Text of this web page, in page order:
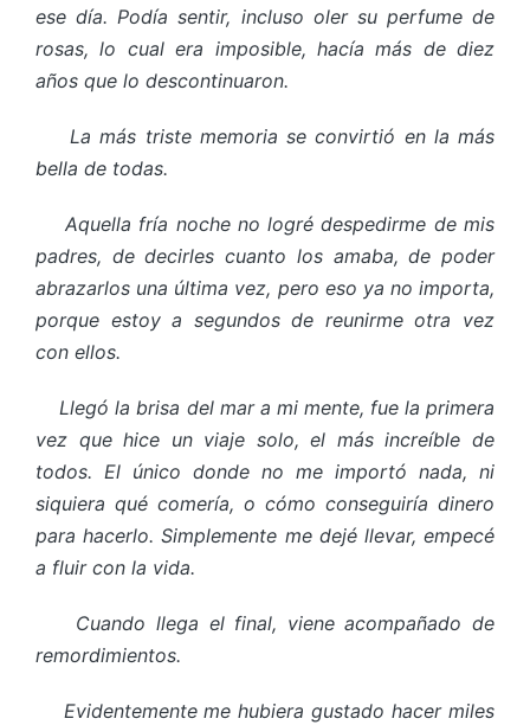
ese día. Podía sentir, incluso oler su perfume de
rosas, lo cual era imposible, hacía más de diez
años que lo descontinuaron.
La más triste memoria se convirtió en la más
bella de todas.
Aquella fría noche no logré despedirme de mis
padres, de decirles cuanto los amaba, de poder
abrazarlos una última vez, pero eso ya no importa,
porque estoy a segundos de reunirme otra vez
con ellos.
Llegó la brisa del mar a mi mente, fue la primera
vez que hice un viaje solo, el más increíble de
todos. El único donde no me importó nada, ni
siquiera qué comería, o cómo conseguiría dinero
para hacerlo. Simplemente me dejé llevar, empecé
a fluir con la vida.
Cuando llega el final, viene acompañado de
remordimientos.
Evidentemente me hubiera gustado hacer miles